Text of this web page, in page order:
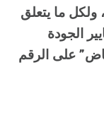
ما يتعلق
الجودة
على الرقم